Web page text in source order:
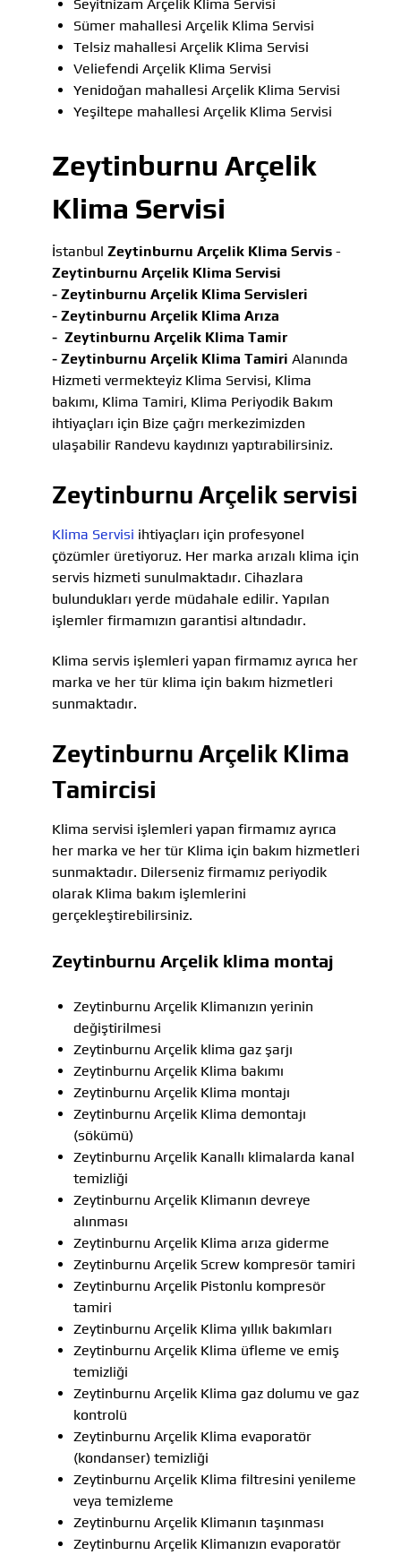
Seyitnizam Arçelik Klima Servisi
Sümer mahallesi Arçelik Klima Servisi
Telsiz mahallesi Arçelik Klima Servisi
Veliefendi Arçelik Klima Servisi
Yenidoğan mahallesi Arçelik Klima Servisi
Yeşiltepe mahallesi Arçelik Klima Servisi
Zeytinburnu Arçelik
Klima Servisi
İstanbul Zeytinburnu Arçelik Klima Servis -
Zeytinburnu Arçelik Klima Servisi
- Zeytinburnu Arçelik Klima Servisleri
- Zeytinburnu Arçelik Klima Arıza
- Zeytinburnu Arçelik Klima Tamir
- Zeytinburnu Arçelik Klima Tamiri Alanında
Hizmeti vermekteyiz Klima Servisi, Klima
bakımı, Klima Tamiri, Klima Periyodik Bakım
ihtiyaçları için Bize çağrı merkezimizden
ulaşabilir Randevu kaydınızı yaptırabilirsiniz.
Zeytinburnu Arçelik servisi
Klima Servisi ihtiyaçları için profesyonel
çözümler üretiyoruz. Her marka arızalı klima için
servis hizmeti sunulmaktadır. Cihazlara
bulundukları yerde müdahale edilir. Yapılan
işlemler firmamızın garantisi altındadır.
Klima servis işlemleri yapan firmamız ayrıca her
marka ve her tür klima için bakım hizmetleri
sunmaktadır.
Zeytinburnu Arçelik Klima
Tamircisi
Klima servisi işlemleri yapan firmamız ayrıca
her marka ve her tür Klima için bakım hizmetleri
sunmaktadır. Dilerseniz firmamız periyodik
olarak Klima bakım işlemlerini
gerçekleştirebilirsiniz.
Zeytinburnu Arçelik klima montaj
Zeytinburnu Arçelik Klimanızın yerinin
değiştirilmesi
Zeytinburnu Arçelik klima gaz şarjı
Zeytinburnu Arçelik Klima bakımı
Zeytinburnu Arçelik Klima montajı
Zeytinburnu Arçelik Klima demontajı
(sökümü)
Zeytinburnu Arçelik Kanallı klimalarda kanal
temizliği
Zeytinburnu Arçelik Klimanın devreye
alınması
Zeytinburnu Arçelik Klima arıza giderme
Zeytinburnu Arçelik Screw kompresör tamiri
Zeytinburnu Arçelik Pistonlu kompresör
tamiri
Zeytinburnu Arçelik Klima yıllık bakımları
Zeytinburnu Arçelik Klima üfleme ve emiş
temizliği
Zeytinburnu Arçelik Klima gaz dolumu ve gaz
kontrolü
Zeytinburnu Arçelik Klima evaporatör
(kondanser) temizliği
Zeytinburnu Arçelik Klima filtresini yenileme
veya temizleme
Zeytinburnu Arçelik Klimanın taşınması
Zeytinburnu Arçelik Klimanızın evaporatör